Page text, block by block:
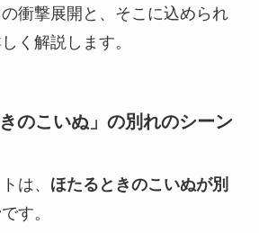
衝撃展開と、そこに込められ
く解説します。
のこいぬ」の別れのシーン
は、 ほたるときのこいぬが別
です。